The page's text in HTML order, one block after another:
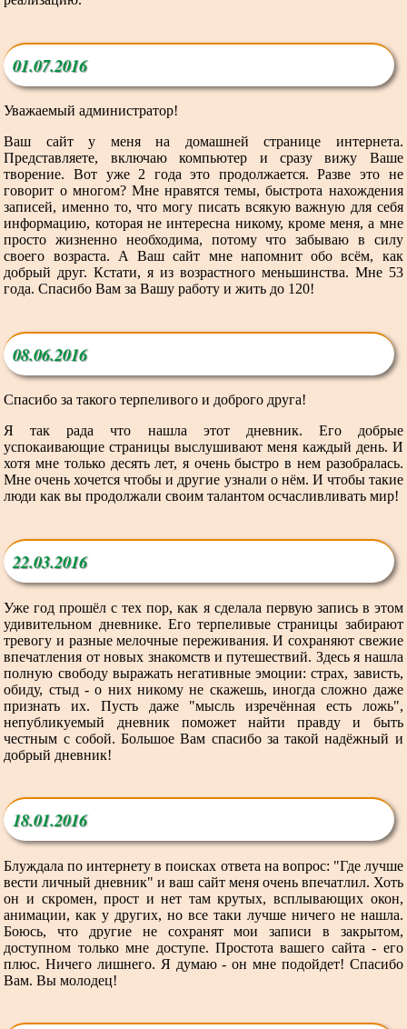
01.07.2016
Уважаемый администратор!
Ваш сайт у меня на домашней странице интернета.
Представляете, включаю компьютер и сразу вижу Ваше
творение. Вот уже 2 года это продолжается. Разве это не
говорит о многом? Мне нравятся темы, быстрота нахождения
записей, именно то, что могу писать всякую важную для себя
информацию, которая не интересна никому, кроме меня, а мне
просто жизненно необходима, потому что забываю в силу
своего возраста. А Ваш сайт мне напомнит обо всём, как
добрый друг. Кстати, я из возрастного меньшинства. Мне 53
года. Спасибо Вам за Вашу работу и жить до 120!
08.06.2016
Спасибо за такого терпеливого и доброго друга!
Я так рада что нашла этот дневник. Его добрые
успокаивающие страницы выслушивают меня каждый день. И
хотя мне только десять лет, я очень быстро в нем разобралась.
Мне очень хочется чтобы и другие узнали о нём. И чтобы такие
люди как вы продолжали своим талантом осчасливливать мир!
22.03.2016
Уже год прошёл с тех пор, как я сделала первую запись в этом
удивительном дневнике. Его терпеливые страницы забирают
тревогу и разные мелочные переживания. И сохраняют свежие
впечатления от новых знакомств и путешествий. Здесь я нашла
полную свободу выражать негативные эмоции: страх, зависть,
обиду, стыд - о них никому не скажешь, иногда сложно даже
признать их. Пусть даже "мысль изречённая есть ложь",
непубликуемый дневник поможет найти правду и быть
честным с собой. Большое Вам спасибо за такой надёжный и
добрый дневник!
18.01.2016
Блуждала по интернету в поисках ответа на вопрос: "Где лучше
вести личный дневник" и ваш сайт меня очень впечатлил. Хоть
он и скромен, прост и нет там крутых, всплывающих окон,
анимации, как у других, но все таки лучше ничего не нашла.
Боюсь, что другие не сохранят мои записи в закрытом,
доступном только мне доступе. Простота вашего сайта - его
плюс. Ничего лишнего. Я думаю - он мне подойдет! Спасибо
Вам. Вы молодец!